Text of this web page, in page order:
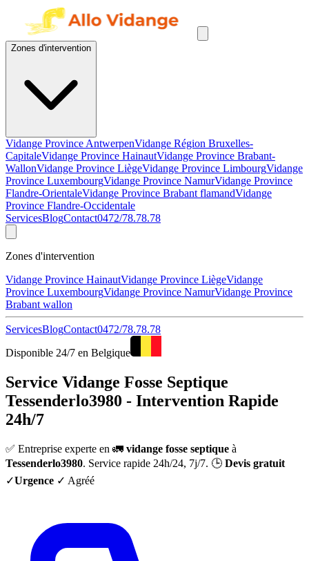
Zones d'intervention
Vidange Province AntwerpenVidange Région Bruxelles-
CapitaleVidange Province HainautVidange Province Brabant-
WallonVidange Province LiègeVidange Province LimbourgVidange
Province LuxembourgVidange Province NamurVidange Province
Flandre-OrientaleVidange Province Brabant flamandVidange
Province Flandre-Occidentale
ServicesBlogContact0472/78.78.78
Zones d'intervention
Vidange Province HainautVidange Province LiègeVidange
Province LuxembourgVidange Province NamurVidange Province
Brabant wallon
ServicesBlogContact0472/78.78.78
Disponible 24/7 en Belgique
Service Vidange Fosse Septique
Tessenderlo3980 - Intervention Rapide
24h/7
✅ Entreprise experte en 🚛 vidange fosse septique à
Tessenderlo3980. Service rapide 24h/24, 7j/7. 🕒 Devis gratuit
✓Urgence ✓ Agréé